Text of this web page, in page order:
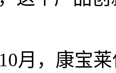
，康宝莱